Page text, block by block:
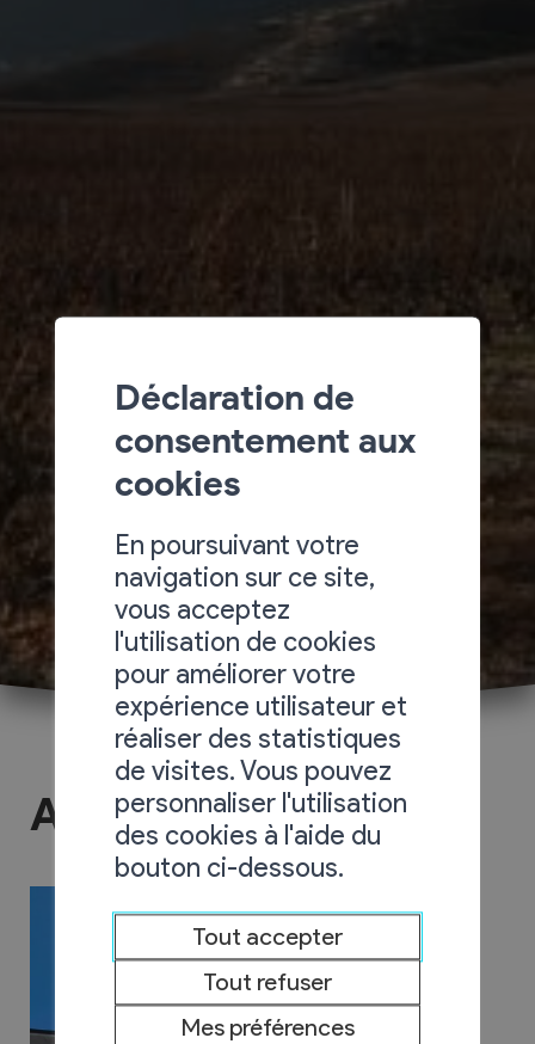
Agence AVS
Déclaration de
consentement aux
cookies
En poursuivant votre
navigation sur ce site,
vous acceptez
l'utilisation de cookies
pour améliorer votre
expérience utilisateur et
réaliser des statistiques
de visites. Vous pouvez
personnaliser l'utilisation
des cookies à l'aide du
bouton ci-dessous.
Tout accepter
Tout refuser
Mes préférences